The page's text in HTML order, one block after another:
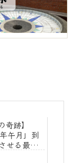
跡】
午月」到
せる最強